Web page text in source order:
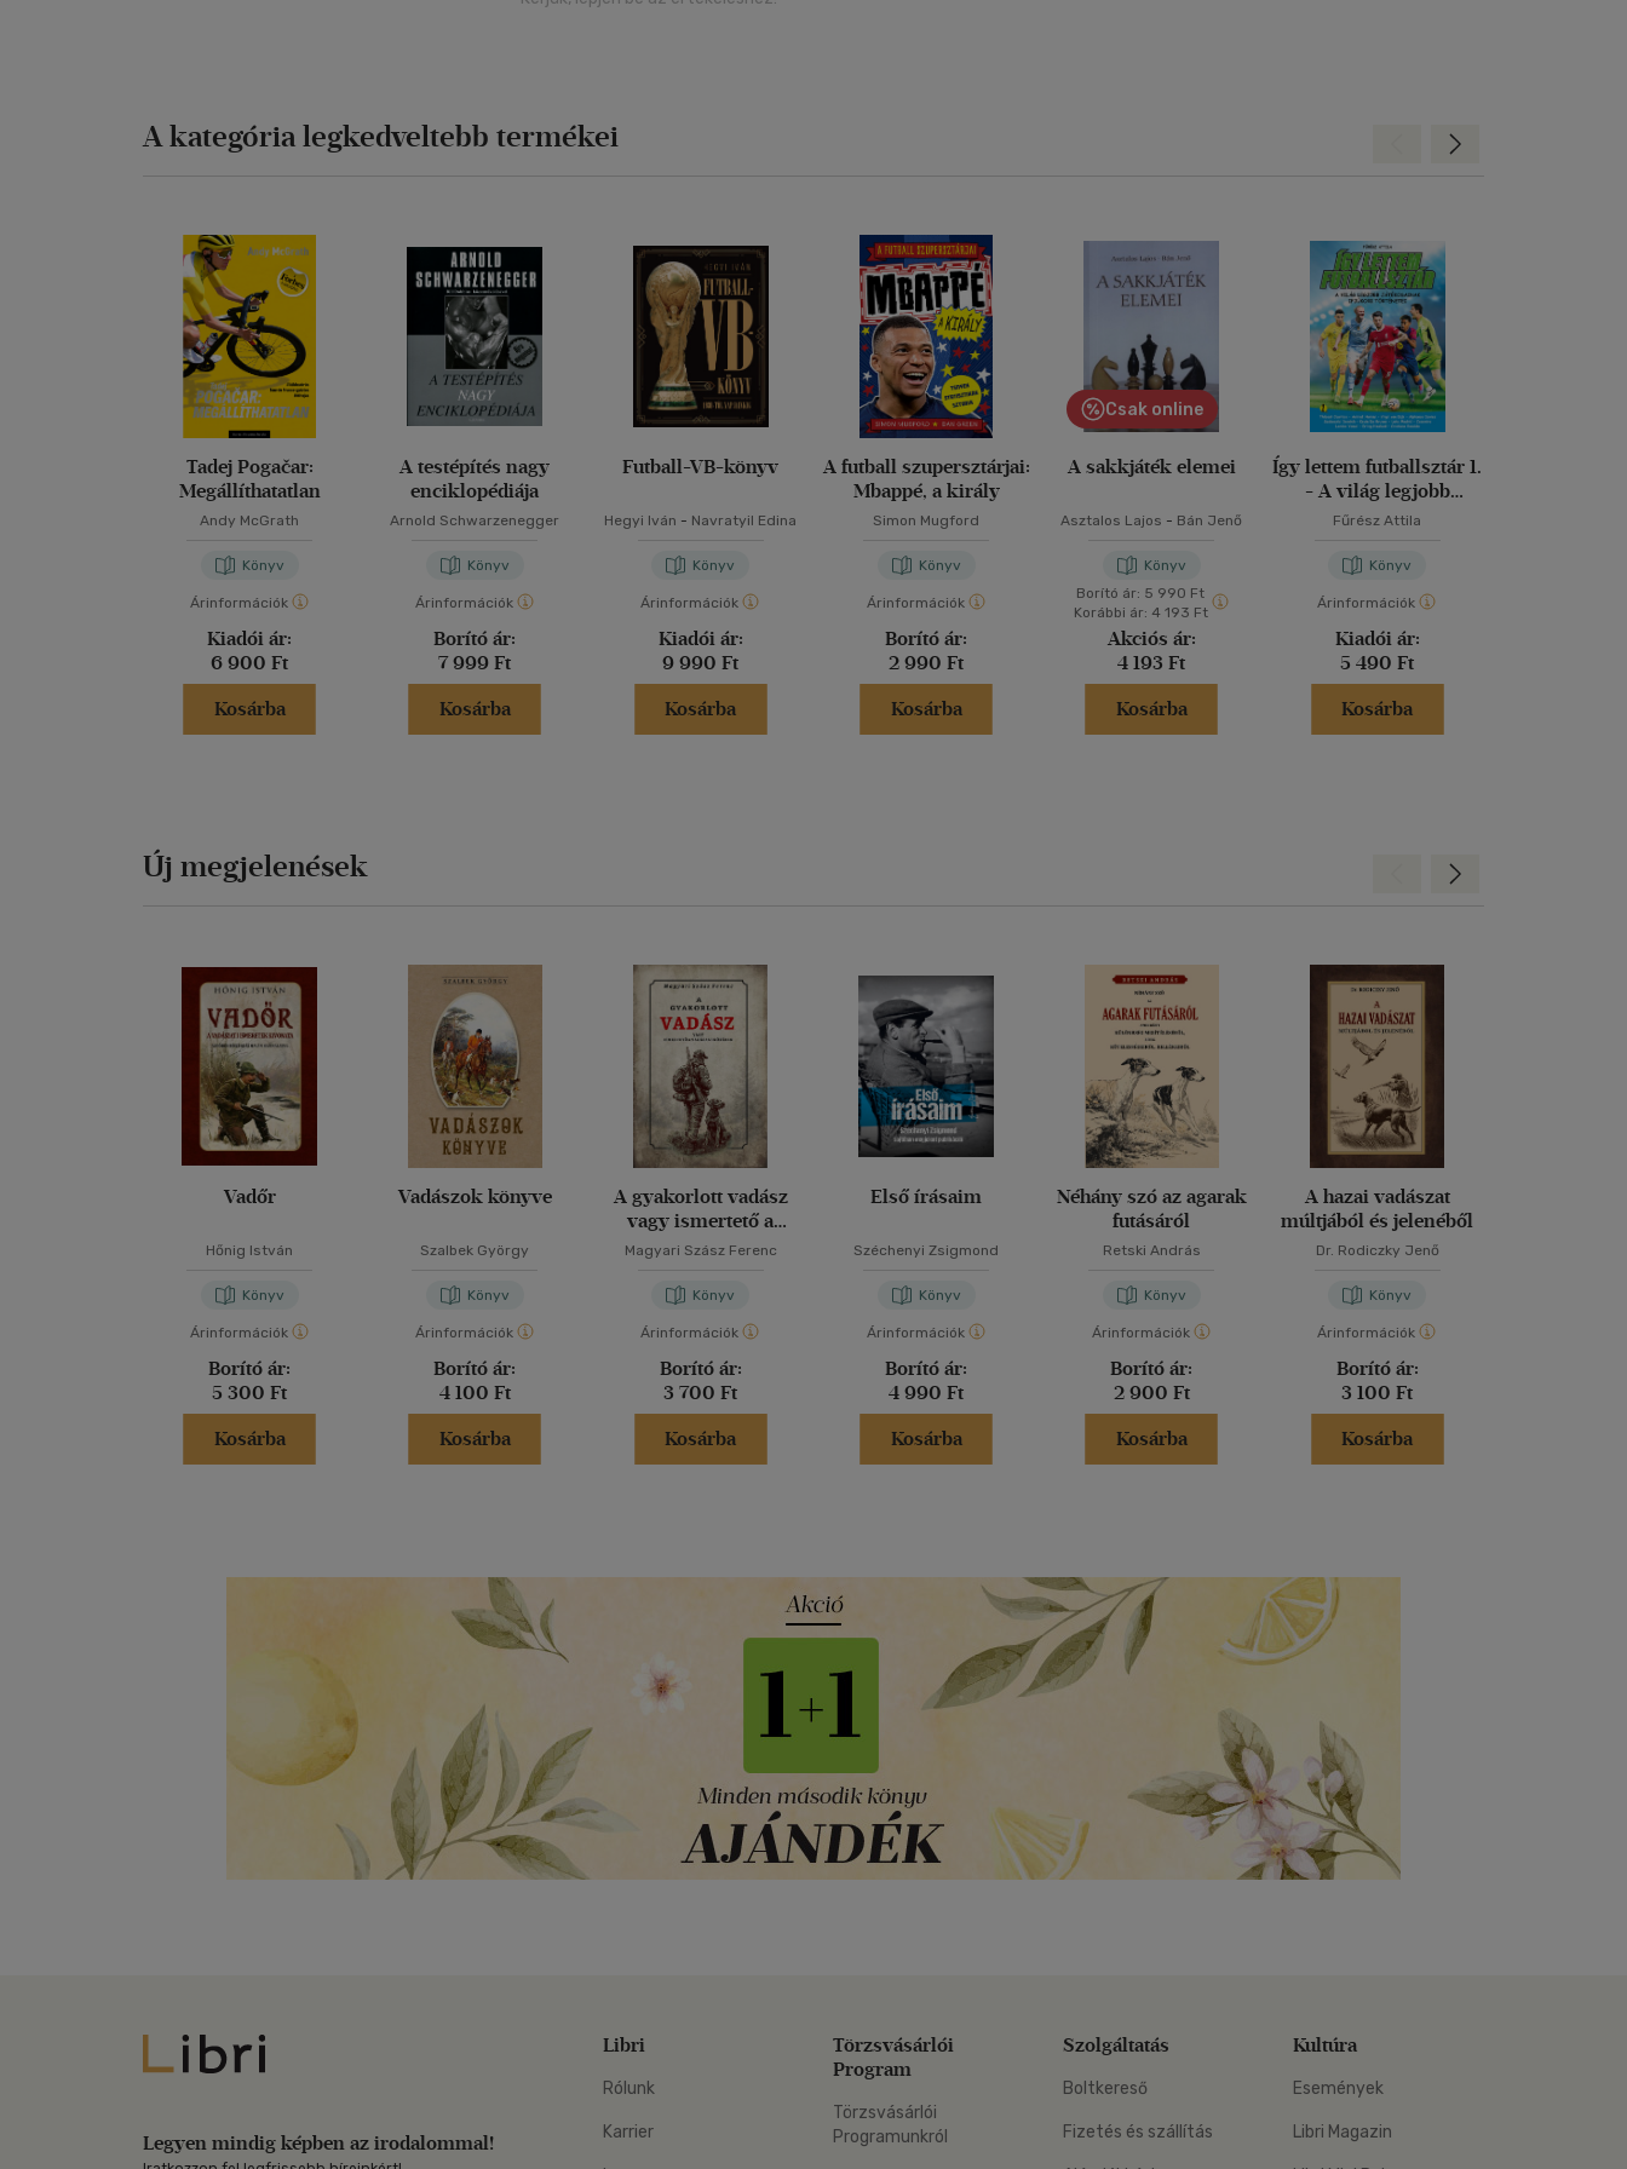
A kategória legkedveltebb termékei
Tadej Pogačar:
Megállíthatatlan
Andy McGrath
Könyv
Árinformációk
Kiadói ár:
6 900 Ft
Kosárba
A testépítés nagy
enciklopédiája
Arnold Schwarzenegger
Könyv
Árinformációk
Borító ár:
7 999 Ft
Kosárba
Futball-VB-könyv
Hegyi Iván - Navratyil Edina
Könyv
Árinformációk
Kiadói ár:
9 990 Ft
Kosárba
A futball szupersztárjai:
Mbappé, a király
Simon Mugford
Könyv
Árinformációk
Borító ár:
2 990 Ft
Kosárba
Csak online
A sakkjáték elemei
Asztalos Lajos - Bán Jenő
Könyv
Borító ár: 5 990 Ft
Korábbi ár: 4 193 Ft
Akciós ár:
4 193 Ft
Kosárba
Így lettem futballsztár 1.
- A világ legjobb
játékosainak ifjúkori
Fűrész Attila
Könyv
Árinformációk
Kiadói ár:
5 490 Ft
Kosárba
Előre
Új megjelenések
Vadőr
Hőnig István
Könyv
Árinformációk
Borító ár:
5 300 Ft
Kosárba
Vadászok könyve
Szalbek György
Könyv
Árinformációk
Borító ár:
4 100 Ft
Kosárba
A gyakorlott vadász
vagy ismertető a
vadászat köréből
Magyari Szász Ferenc
Könyv
Árinformációk
Borító ár:
3 700 Ft
Kosárba
Első írásaim
Széchenyi Zsigmond
Könyv
Árinformációk
Borító ár:
4 990 Ft
Kosárba
Néhány szó az agarak
futásáról
Retski András
Könyv
Árinformációk
Borító ár:
2 900 Ft
Kosárba
A hazai vadászat
múltjából és jelenéből
Dr. Rodiczky Jenő
Könyv
Árinformációk
Borító ár:
3 100 Ft
Kosárba
Előre
Libri
Legyen mindig képben az irodalommal!
Libri
Rólunk
Karrier
Törzsvásárlói
Program
Törzsvásárlói
Programunkról
Szolgáltatás
Boltkereső
Fizetés és szállítás
Kultúra
Események
Libri Magazin